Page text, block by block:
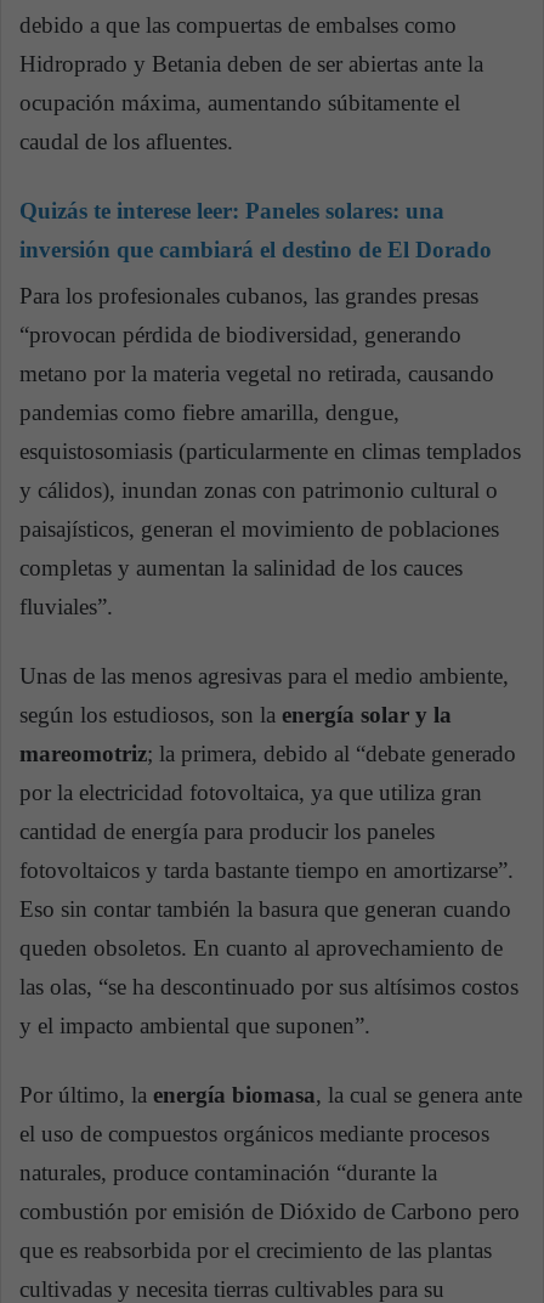
debido a que las compuertas de embalses como
Hidroprado y Betania deben de ser abiertas ante la
ocupación máxima, aumentando súbitamente el
caudal de los afluentes.
Quizás te interese leer: Paneles solares: una
inversión que cambiará el destino de El Dorado
Para los profesionales cubanos, las grandes presas
“provocan pérdida de biodiversidad, generando
metano por la materia vegetal no retirada, causando
pandemias como fiebre amarilla, dengue,
esquistosomiasis (particularmente en climas templados
y cálidos), inundan zonas con patrimonio cultural o
paisajísticos, generan el movimiento de poblaciones
completas y aumentan la salinidad de los cauces
fluviales”.
Unas de las menos agresivas para el medio ambiente,
según los estudiosos, son la energía solar y la
mareomotriz; la primera, debido al “debate generado
por la electricidad fotovoltaica, ya que utiliza gran
cantidad de energía para producir los paneles
fotovoltaicos y tarda bastante tiempo en amortizarse”.
Eso sin contar también la basura que generan cuando
queden obsoletos. En cuanto al aprovechamiento de
las olas, “se ha descontinuado por sus altísimos costos
y el impacto ambiental que suponen”.
Por último, la energía biomasa, la cual se genera ante
el uso de compuestos orgánicos mediante procesos
naturales, produce contaminación “durante la
combustión por emisión de Dióxido de Carbono pero
que es reabsorbida por el crecimiento de las plantas
cultivadas y necesita tierras cultivables para su